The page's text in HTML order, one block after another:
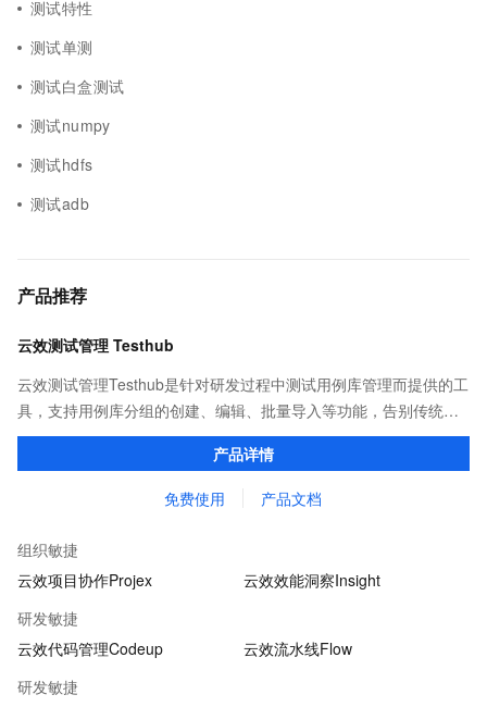
测试特性
测试单测
测试白盒测试
测试numpy
测试hdfs
测试adb
产品推荐
云效测试管理 Testhub
云效测试管理Testhub是针对研发过程中测试用例库管理而提供的工
具，支持用例库分组的创建、编辑、批量导入等功能，告别传统项
目管理中测试用例重复撰写、用例信息共享不易的问题，成为测试
产品详情
免费使用 产品文档
组织敏捷
云效项目协作Projex
云效效能洞察Insight
研发敏捷
云效代码管理Codeup
云效流水线Flow
研发敏捷